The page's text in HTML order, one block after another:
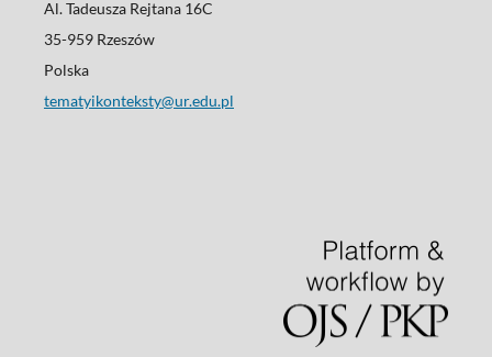
Al. Tadeusza Rejtana 16C
35-959 Rzeszów
Polska
tematyikonteksty@ur.edu.pl